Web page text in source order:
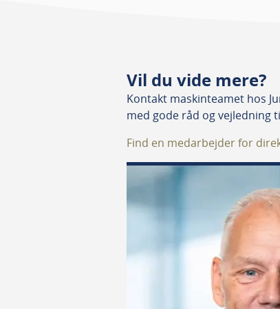
Længde indløbsbord 1250 mm
Længde udløbsbord 1250 mm
Max. 4 mm
Udsugningsstuds 2 x Ø160 mm
Vil du vide mere?
Kontakt maskinteamet hos
med gode råd og vejledning
Find en medarbejder for